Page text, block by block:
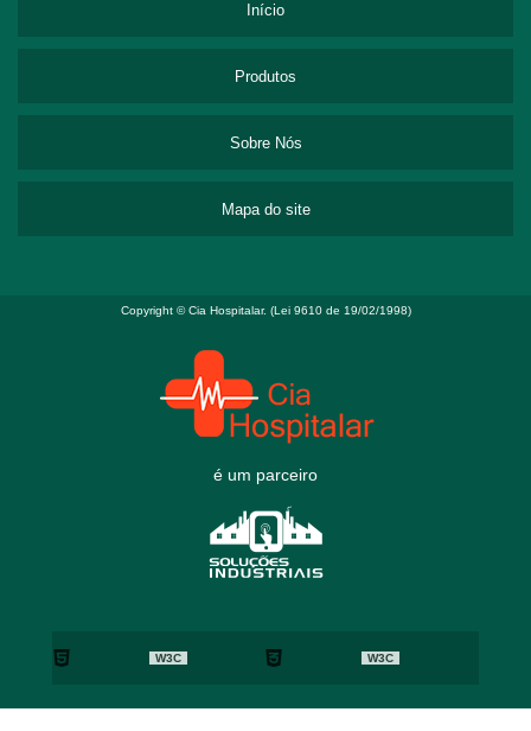
Início
Produtos
Sobre Nós
Mapa do site
Copyright © Cia Hospitalar. (Lei 9610 de 19/02/1998)
é um parceiro
W3C W3C